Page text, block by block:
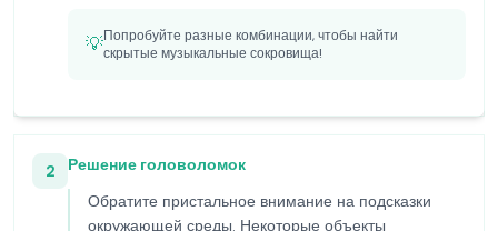
💡Попробуйте разные комбинации, чтобы найти
скрытые музыкальные сокровища!
2
Решение головоломок
Обратите пристальное внимание на подсказки
окружающей среды. Некоторые объекты